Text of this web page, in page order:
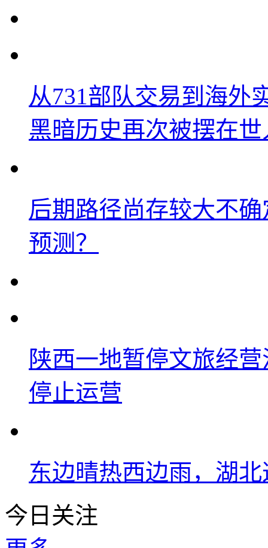
从731部队交易到海外
黑暗历史再次被摆在
后期路径尚存较大不
预测？
陕西一地暂停文旅经
停止运营
东边晴热西边雨，湖
今日关注